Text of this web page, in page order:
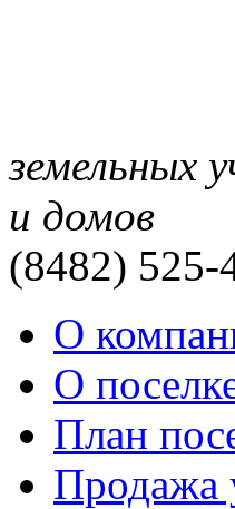
земельных
и домов
(8482) 525-
О
О
План
Продажа